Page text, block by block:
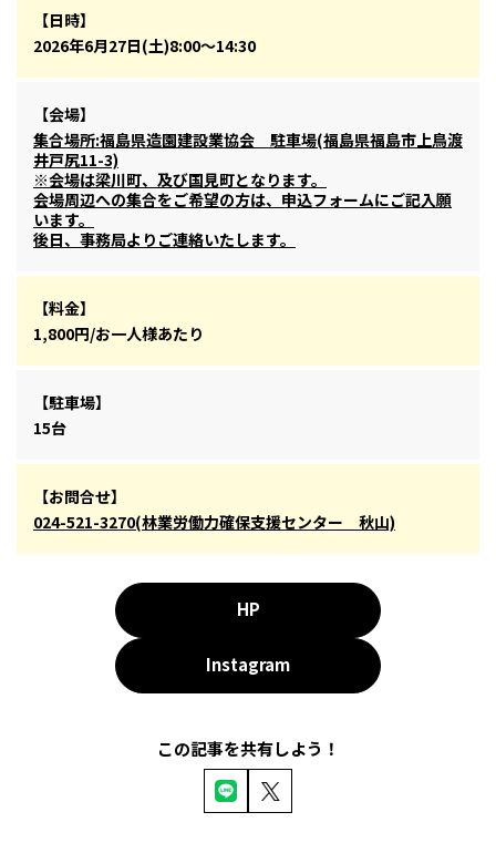
【日時】
2026年6月27日(土)8:00～14:30
【会場】
集合場所:福島県造園建設業協会 駐車場(福島県福島市上鳥渡
井戸尻11-3)
※会場は梁川町、及び国見町となります。
会場周辺への集合をご希望の方は、申込フォームにご記入願
います。
後日、事務局よりご連絡いたします。
【料金】
1,800円/お一人様あたり
【駐車場】
15台
【お問合せ】
024-521-3270(林業労働力確保支援センター 秋山)
HP
Instagram
この記事を共有しよう！